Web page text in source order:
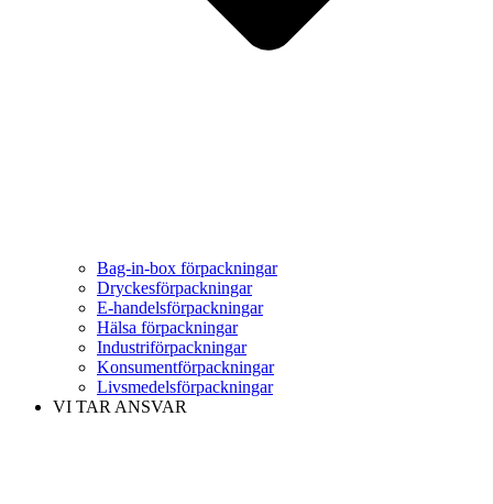
Bag-in-box förpackningar
Dryckesförpackningar
E-handelsförpackningar
Hälsa förpackningar
Industriförpackningar
Konsumentförpackningar
Livsmedelsförpackningar
VI TAR ANSVAR